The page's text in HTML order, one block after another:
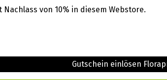
Nachlass von 10% in diesem Webstore.
Gutschein einlösen